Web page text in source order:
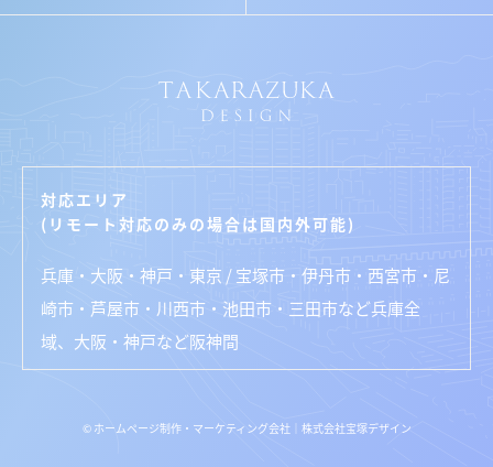
対応エリア
(リモート対応のみの場合は国内外可能)
兵庫・大阪・神戸・東京 / 宝塚市・伊丹市・西宮市・尼
崎市・芦屋市・川西市・池田市・三田市など兵庫全
域、大阪・神戸など阪神間
© ホームページ制作・マーケティング会社｜株式会社宝塚デザイン